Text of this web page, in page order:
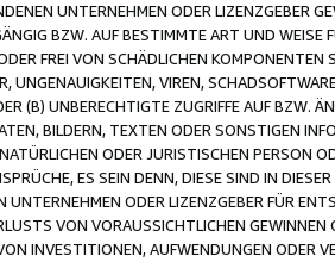
UNTERNEHMEN ODER LIZENZGEBER
BZW. AUF BESTIMMTE ART UND
FREI VON SCHÄDLICHEN
UNGENAUIGKEITEN, VIREN,
(B) UNBERECHTIGTE ZUGRIFFE AUF BZW.
BILDERN, TEXTEN ODER SONSTIGEN
ODER JURISTISCHEN PERSON
ES SEIN DENN, DIESE SIND IN
UNTERNEHMEN ODER LIZENZGEBER FÜR
VON VORAUSSICHTLICHEN
INVESTITIONEN, AUFWENDUNGEN ODER